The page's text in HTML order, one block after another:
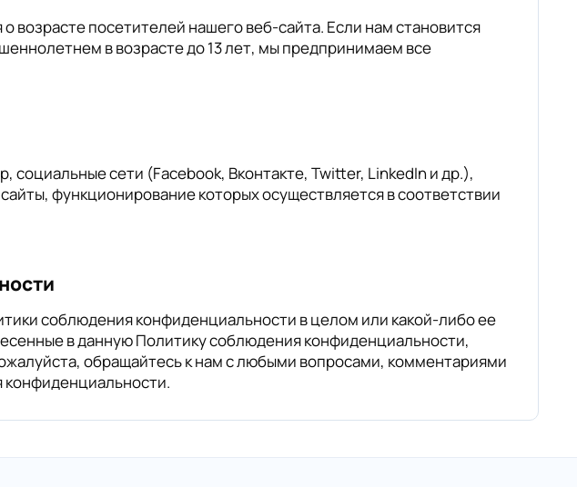
посетителей нашего веб-сайта. Если нам становится
в возрасте до 13 лет, мы предпринимаем все
сети (Facebook, Вконтакте, Twitter, LinkedIn и др.),
функционирование которых осуществляется в соответствии
соблюдения конфиденциальности в целом или какой-либо ее
в данную Политику соблюдения конфиденциальности,
обращайтесь к нам с любыми вопросами, комментариями